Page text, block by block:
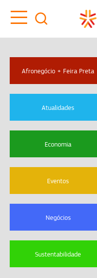
Afronegócio + Feira Preta
Atualidades
Economia
Eventos
Negócios
Sustentabilidade